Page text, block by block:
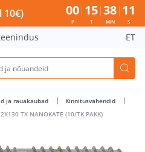
TX NANOKATE (10/TK
10€) 00
P
15
T
38
MIN
11
S
ET
ja rauakaubad
Kinnitusvahendid
TX NANOKATE (10/TK PAKK)